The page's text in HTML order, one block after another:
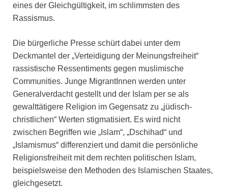
eines der Gleichgültigkeit, im schlimmsten des
Rassismus.
Die bürgerliche Presse schürt dabei unter dem
Deckmantel der „Verteidigung der Meinungsfreiheit“
rassistische Ressentiments gegen muslimische
Communities. Junge MigrantInnen werden unter
Generalverdacht gestellt und der Islam per se als
gewalttätigere Religion im Gegensatz zu „jüdisch-
christlichen“ Werten stigmatisiert. Es wird nicht
zwischen Begriffen wie „Islam“, „Dschihad“ und
„Islamismus“ differenziert und damit die persönliche
Religionsfreiheit mit dem rechten politischen Islam,
beispielsweise den Methoden des Islamischen Staates,
gleichgesetzt.